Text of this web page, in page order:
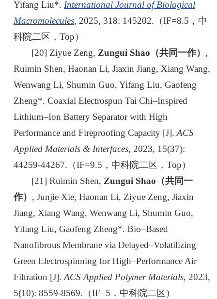
Yifang Liu*. International Journal of Biological
Macromolecules, 2025, 318: 145202.（IF=8.5，中
科院二区，Top）
[20] Ziyue Zeng, Zungui Shao（共同一作） ,
Ruimin Shen, Haonan Li, Jiaxin Jiang, Xiang Wang,
Wenwang Li, Shumin Guo, Yifang Liu, Gaofeng
Zheng*. Coaxial Electrospun Tai Chi–Inspired
Lithium–Ion Battery Separator with High
Performance and Fireproofing Capacity [J]. ACS
Applied Materials & Interfaces, 2023, 15(37):
44259-44267.（IF=9.5，中科院二区，Top）
[21] Ruimin Shen, Zungui Shao（共同一
作） , Junjie Xie, Haonan Li, Ziyue Zeng, Jiaxin
Jiang, Xiang Wang, Wenwang Li, Shumin Guo,
Yifang Liu, Gaofeng Zheng*. Bio–Based
Nanofibrous Membrane via Delayed–Volatilizing
Green Electrospinning for High–Performance Air
Filtration [J]. ACS Applied Polymer Materials, 2023,
5(10): 8559-8569.（IF=5，中科院二区）